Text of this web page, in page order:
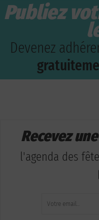
Publiez
Devenez
Recevez
l'agenda des